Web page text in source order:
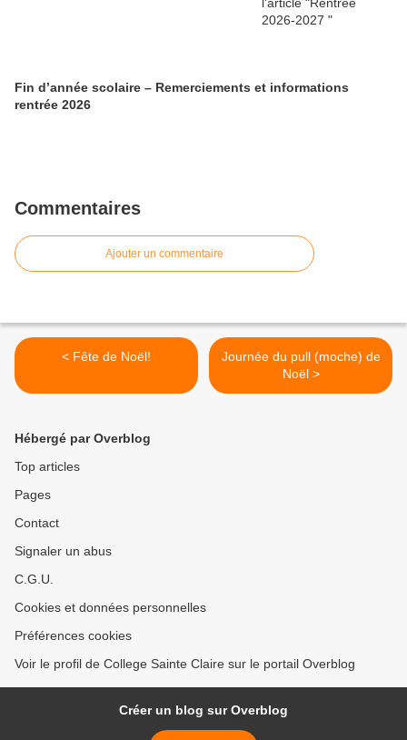
Fin d’année scolaire – Remerciements et informations
rentrée 2026
Commentaires
Ajouter un commentaire
< Fête de Noël!
Journée du pull (moche) de
Noël >
Hébergé par Overblog
Top articles
Pages
Contact
Signaler un abus
C.G.U.
Cookies et données personnelles
Préférences cookies
Voir le profil de College Sainte Claire sur le portail Overblog
Créer un blog sur Overblog